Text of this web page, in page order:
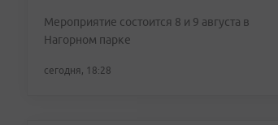
Мероприятие состоится 8 и 9 августа в
Нагорном парке
сегодня, 18:28